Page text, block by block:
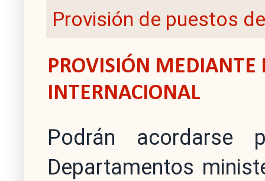
Provisión de puestos
PROVISIÓN MEDIANTE
INTERNACIONAL
Podrán acordarse
Departamentos